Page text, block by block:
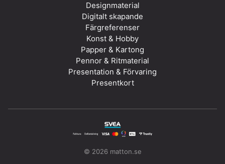
Designmaterial
Digitalt skapande
Färgreferenser
Konst & Hobby
Papper & Kartong
Pennor & Ritmaterial
Presentation & Förvaring
Presentkort
© 2026 matton.se